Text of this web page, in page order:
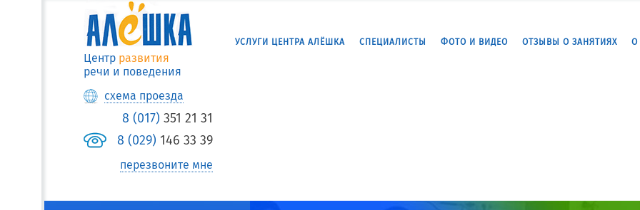
Центр развития
речи и поведения
схема проезда
УСЛУГИ ЦЕНТРА АЛЁШКА СПЕЦИАЛИСТЫ ФОТО И ВИДЕО ОТЗЫВЫ О ЗАНЯТИЯХ О
8 (017) 351 21 31
8 (029) 146 33 39
перезвоните мне